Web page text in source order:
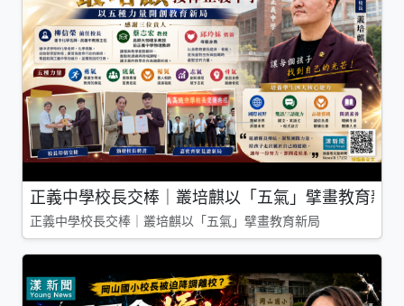
正義中學校長交棒｜叢培麒以「五氣」擘畫教育新局
正義中學校長交棒｜叢培麒以「五氣」擘畫教育新局